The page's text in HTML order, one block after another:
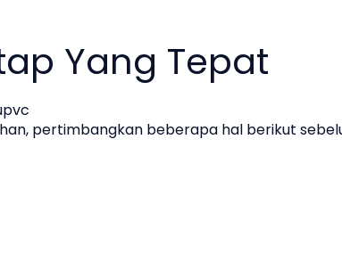
Yang Tepat
pertimbangkan beberapa hal berikut